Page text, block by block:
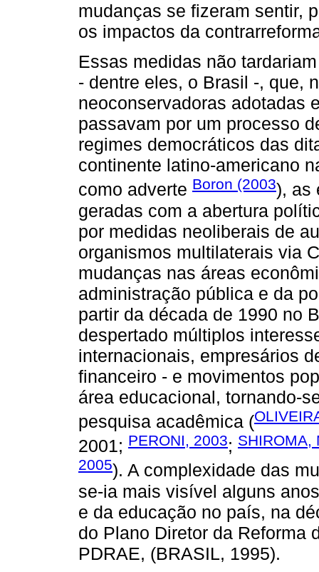
mudanças se fizeram sentir,
os impactos da
Essas medidas não
- dentre eles, o Brasil -, que,
neoconservadoras adotadas
passavam por um processo
regimes democráticos das
continente latino-americano
como adverte Boron (2003), as
geradas com a abertura
por medidas neoliberais de
organismos multilaterais via
mudanças nas áreas
administração pública e da
partir da década de 1990 no
despertado múltiplos
internacionais, empresários
financeiro - e movimentos
área educacional, tornando-
pesquisa acadêmica (
2001; PERONI, 2003; SHIROMA,
2005). A complexidade das
se-ia mais visível alguns
e da educação no país, na
do Plano Diretor da Reforma
PDRAE, (BRASIL, 1995).